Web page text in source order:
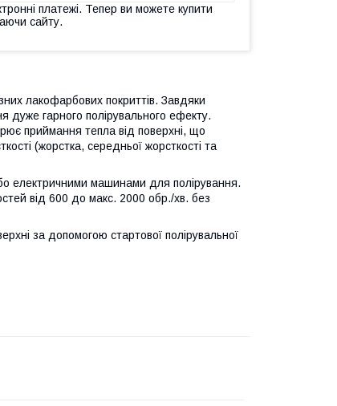
платежі. Тепер ви можете купити
сайту.
лакофарбових покриттів. Завдяки
дуже гарного полірувального ефекту.
приймання тепла від поверхні, що
(жорстка, середньої жорсткості та
електричними машинами для полірування.
від 600 до макс. 2000 обр./хв. без
за допомогою стартової полірувальної